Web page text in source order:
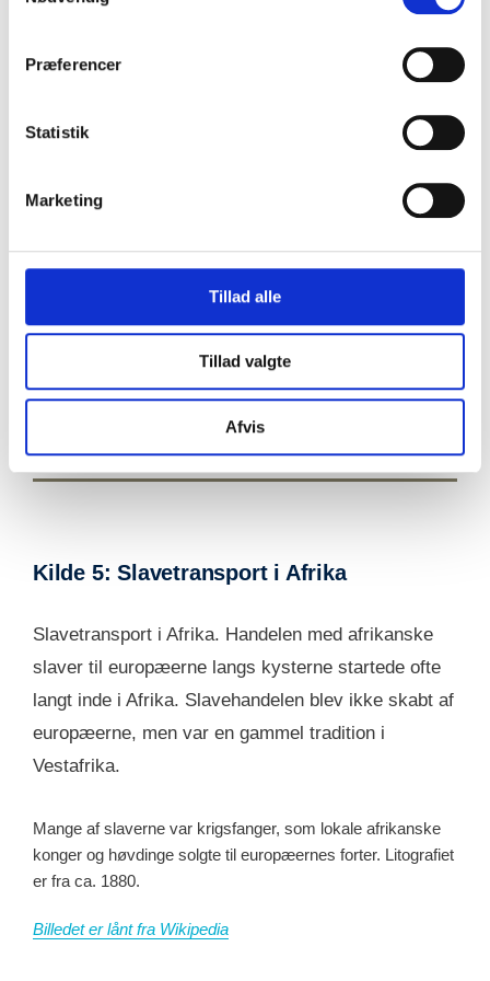
Præferencer
Statistik
Marketing
Tillad alle
Tillad valgte
Afvis
South Guinea”. I: Thomas Astley and John Churchill (eds.).
Kilde 5: Slavetransport i Afrika
Slavetransport i Afrika. Handelen med afrikanske
slaver til europæerne langs kysterne startede ofte
langt inde i Afrika. Slavehandelen blev ikke skabt af
europæerne, men var en gammel tradition i
Vestafrika.
Mange af slaverne var krigsfanger, som lokale afrikanske
konger og høvdinge solgte til europæernes forter. Litografiet
er fra ca. 1880.
Billedet er lånt fra Wikipedia